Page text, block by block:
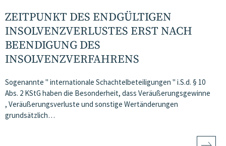
ZEITPUNKT DES ENDGÜLTIGEN
INSOLVENZVERLUSTES ERST NACH
BEENDIGUNG DES
INSOLVENZVERFAHRENS
Sogenannte " internationale Schachtelbeteiligungen " i.S.d. § 10
Abs. 2 KStG haben die Besonderheit, dass Veräußerungsgewinne
, Veräußerungsverluste und sonstige Wertänderungen
grundsätzlich…